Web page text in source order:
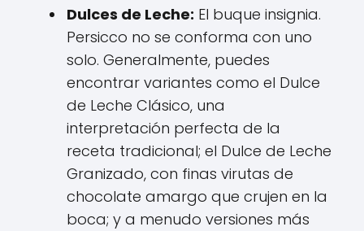
Dulces de Leche: El buque insignia.
Persicco no se conforma con uno
solo. Generalmente, puedes
encontrar variantes como el Dulce
de Leche Clásico, una
interpretación perfecta de la
receta tradicional; el Dulce de Leche
Granizado, con finas virutas de
chocolate amargo que crujen en la
boca; y a menudo versiones más